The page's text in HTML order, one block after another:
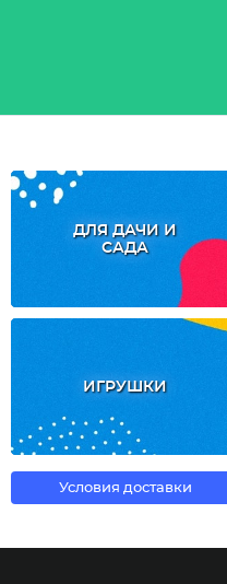
ДЛЯ ДАЧИ И
САДА
ИГРУШКИ
Условия доставки